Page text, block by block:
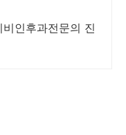
인후과전문의 진